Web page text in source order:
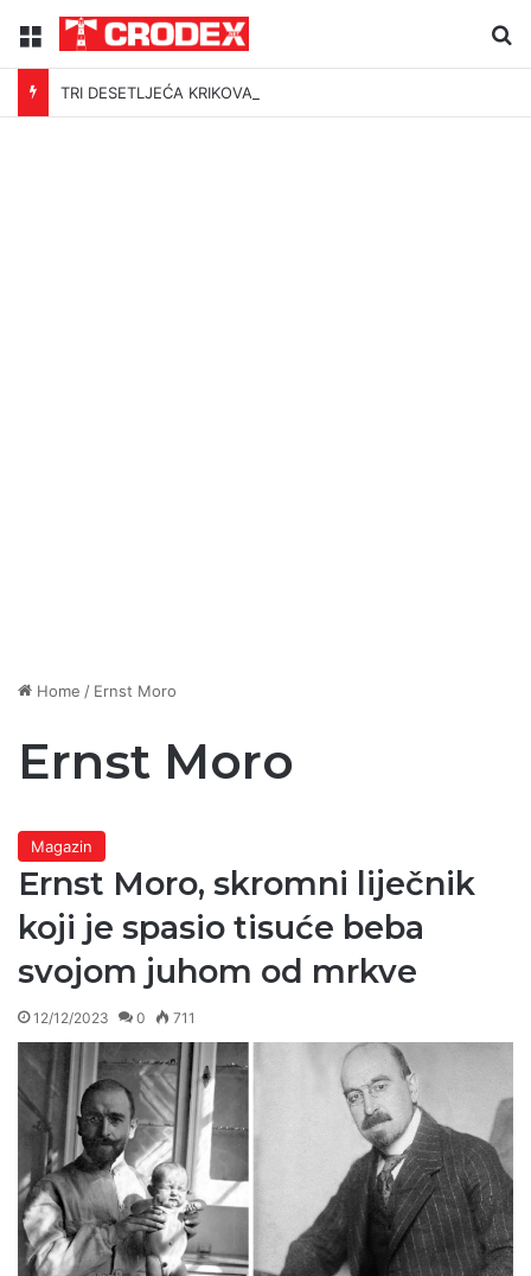
Menu
TRI DESETLJEĆA KRIKOVA OČAJNIKA
Home / Ernst Moro
Ernst Moro
Magazin
Ernst Moro, skromni liječnik
koji je spasio tisuće beba
svojom juhom od mrkve
12/12/2023 0 711